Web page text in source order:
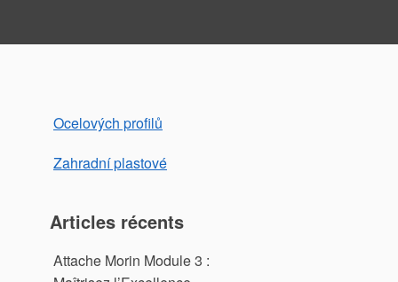
Ocelových profilů
Zahradní plastové
Articles récents
Attache Morin Module 3 :